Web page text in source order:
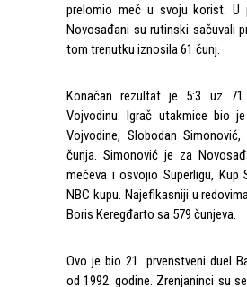
prelomio meč u svoju korist. U
Novosađani su rutinski sačuvali
tom trenutku iznosila 61 čunj.
Konačan rezultat je 5:3 uz
Vojvodinu. Igrač utakmice bio
Vojvodine, Slobodan
čunja. Simonović je za
mečeva i osvojio Superligu, Kup
NBC kupu. Najefikasniji u
Boris Keregđarto sa 579 čunjeva.
Ovo je bio 21. prvenstveni duel
od 1992. godine. Zrenjaninci su